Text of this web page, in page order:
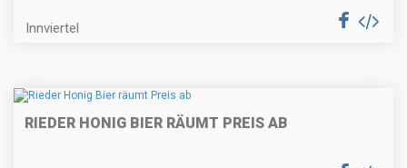
Innviertel
RIEDER HONIG BIER RÄUMT PREIS AB